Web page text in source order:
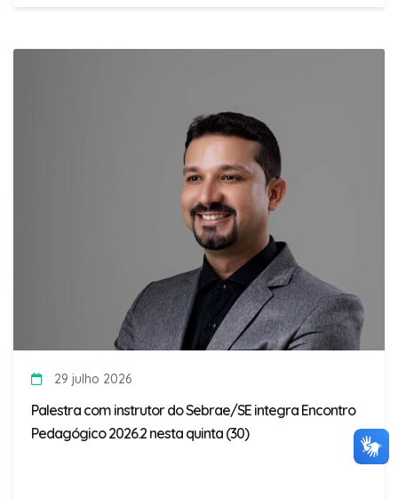
29 julho 2026
Palestra com instrutor do Sebrae/SE integra Encontro
Pedagógico 2026.2 nesta quinta (30)